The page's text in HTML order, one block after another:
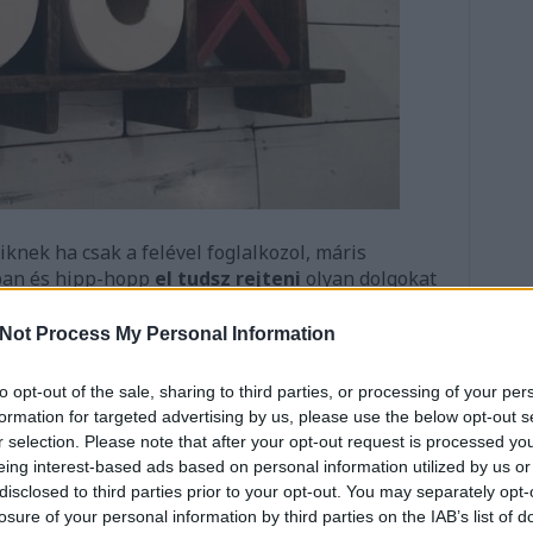
Process My Personal Information
opt-out of the sale, sharing to third parties, or processing of your
for targeted advertising by us, please use the below opt-out
selection. Please note that after your opt-out request is processed
interest-based ads based on personal information utilized by us
to third parties prior to your opt-out. You may separately
of your personal information by third parties on the IAB’s list of
ha csak a felével foglalkozol, máris
és hipp-hopp el tudsz rejteni olyan dolgokat
mert nincs helye.
ha van hozzá elég hely, eddig tiszta
álló teret, kutasd fel, hogy hová lehetne
vagy néhány akasztós tárolót.